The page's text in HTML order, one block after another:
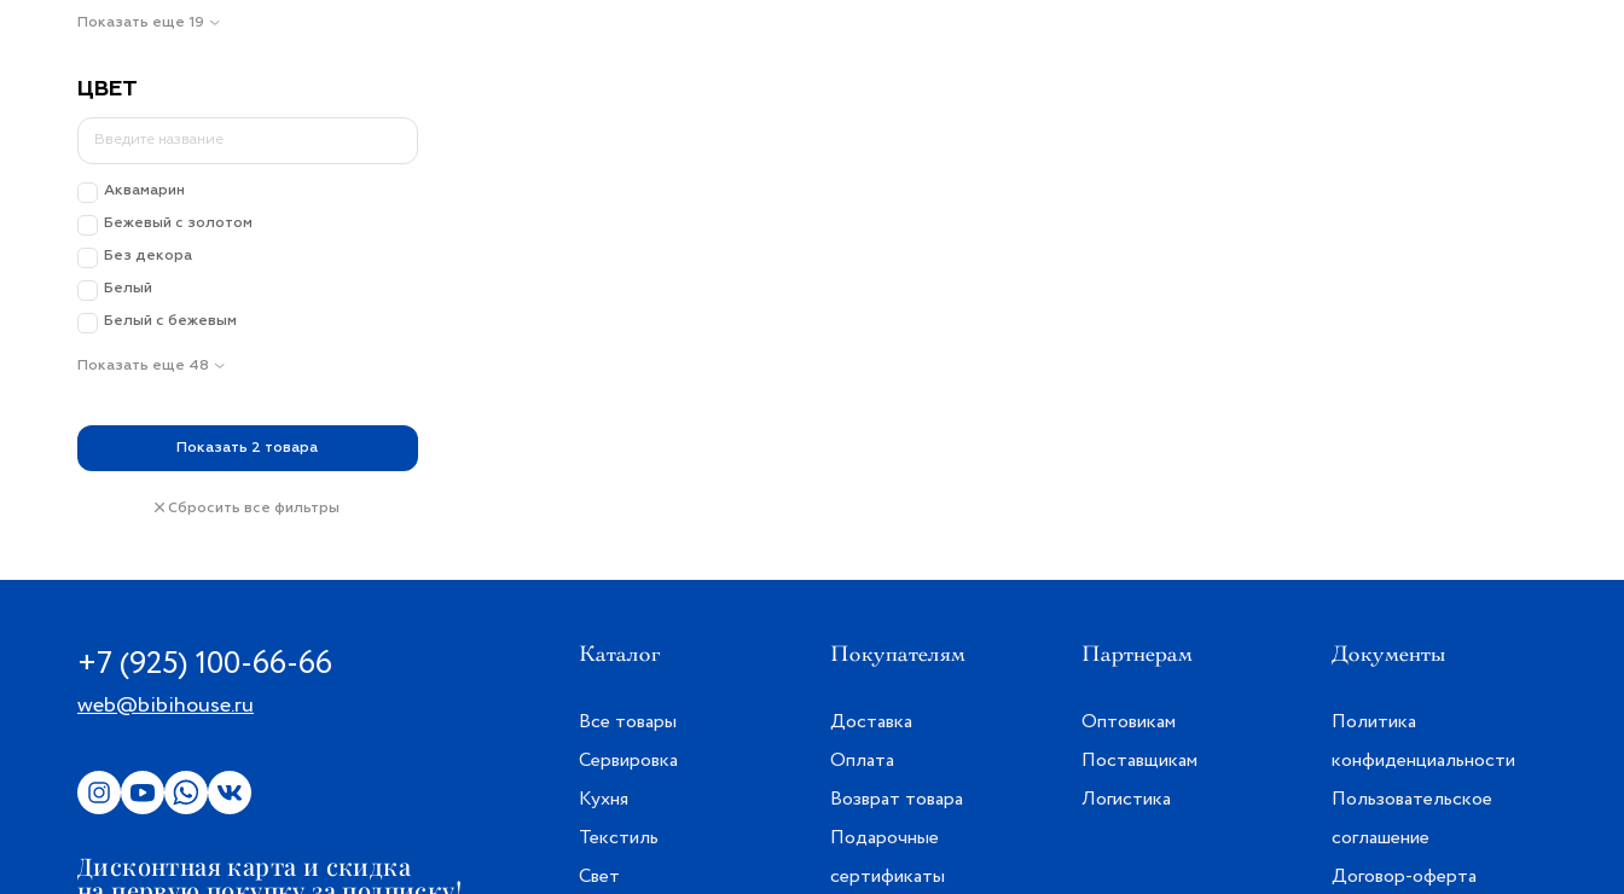
Показать еще 19
ЦВЕТ
Аквамарин
Бежевый с золотом
Без декора
Белый
Белый с бежевым
Показать еще 48
Показать 2 товара
Сбросить все фильтры
+7 (925) 100-66-66
web@bibihouse.ru
Дисконтная карта и скидка
Каталог
Все товары
Сервировка
Кухня
Текстиль
Свет
Покупателям
Доставка
Оплата
Возврат товара
Подарочные
сертификаты
Партнерам
Оптовикам
Поставщикам
Логистика
Документы
Политика
конфиденциальности
Пользовательское
соглашение
Договор-оферта